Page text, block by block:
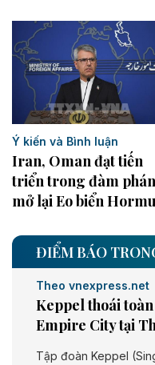
Ý kiến và Bình luận
Iran, Oman đạt tiến
triển trong đàm phán
mở lại Eo biển
ĐIỂM BÁO
Theo vnexpress.net
Keppel thoái
Empire City tại
Tập đoàn Keppel